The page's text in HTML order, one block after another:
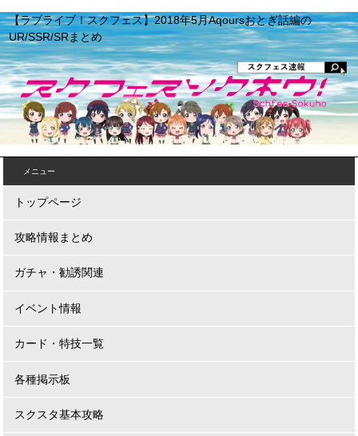
【ラブライブ！スクフェス】2018年5月Aqoursおとぎ話編の
UR/SSR/SRまとめ
メニュー
トップページ
攻略情報まとめ
ガチャ・勧誘関連
イベント情報
カード・特技一覧
各種掲示板
スクスタ基本攻略